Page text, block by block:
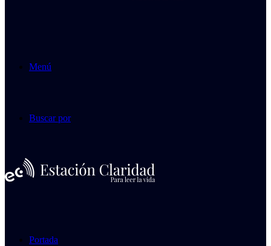
Menú
Buscar por
Portada